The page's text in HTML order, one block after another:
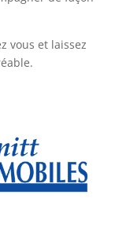
vous et laissez